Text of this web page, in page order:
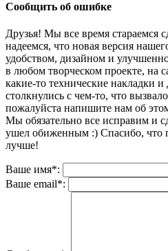
Сообщить об ошибке
Друзья! Мы все время стараемся
надеемся, что новая версия
удобством, дизайном и
в любом творческом проекте, на
какие-то технические накладки
столкнулись с чем-то, что
пожалуйста напишите нам об
Мы обязательно все исправим и
ушел обиженным :) Спасибо, что
лучше!
Ваше имя*:
Ваше email*: